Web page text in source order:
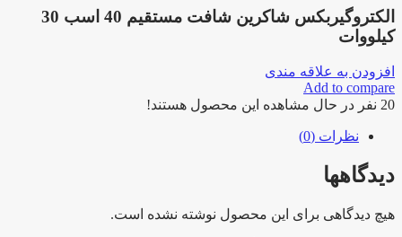
الکتروگیربکس شاکرین شافت مستقیم 40 اسب 30
کیلووات
افزودن به علاقه مندی
Add to compare
20 نفر در حال مشاهده این محصول هستند!
نظرات (0)
دیدگاهها
هیچ دیدگاهی برای این محصول نوشته نشده است.